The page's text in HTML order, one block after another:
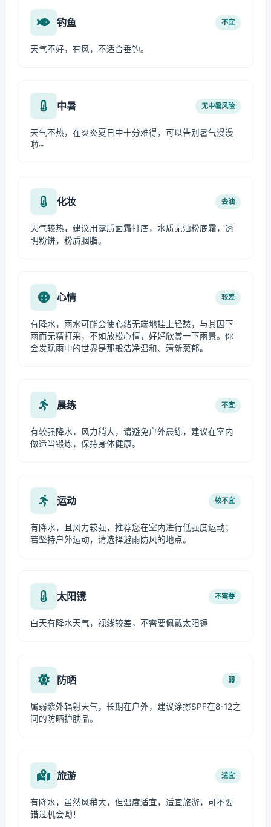
钓鱼 不宜
天气不好，有风，不适合垂钓。
中暑 无中暑风险
天气不热，在炎炎夏日中十分难得，可以告别暑气漫漫
啦~
化妆 去油
天气较热，建议用露质面霜打底，水质无油粉底霜，透
明粉饼，粉质胭脂。
心情 较差
有降水，雨水可能会使心绪无端地挂上轻愁，与其因下
雨而无精打采，不如放松心情，好好欣赏一下雨景。你
会发现雨中的世界是那般洁净温和、清新葱郁。
晨练 不宜
有较强降水，风力稍大，请避免户外晨练，建议在室内
做适当锻炼，保持身体健康。
运动 较不宜
有降水，且风力较强，推荐您在室内进行低强度运动；
若坚持户外运动，请选择避雨防风的地点。
太阳镜 不需要
白天有降水天气，视线较差，不需要佩戴太阳镜
防晒 弱
属弱紫外辐射天气，长期在户外，建议涂擦SPF在8-12之
间的防晒护肤品。
旅游 适宜
有降水，虽然风稍大，但温度适宜，适宜旅游，可不要
错过机会呦！